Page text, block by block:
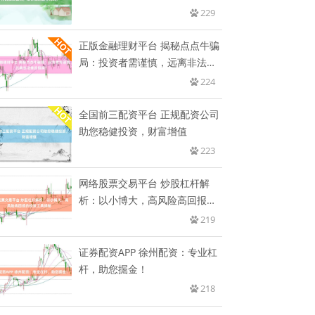
229
正版金融理财平台 揭秘点点牛骗
局：投资者需谨慎，远离非法集
224
全国前三配资平台 正规配资公司
助您稳健投资，财富增值
223
网络股票交易平台 炒股杠杆解
析：以小博大，高风险高回报的
219
证券配资APP 徐州配资：专业杠
杆，助您掘金！
218